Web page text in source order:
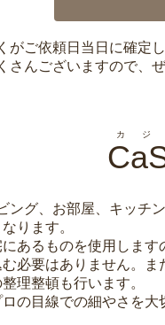
がご依頼日当日に確定
さんございますので、
カジ
ング、お部屋、キッチ
ります。
あるものを使用します
必要はありません。ま
理整頓も行います。
の目線での細やさを大